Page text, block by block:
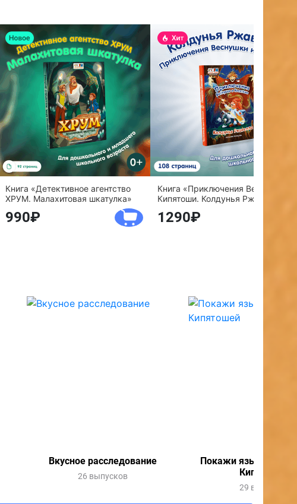
Книга «Детективное агентство
ХРУМ. Малахитовая шкатулка»
990
Книга «Приключения Веснушки и
Кипятоши. Колдунья Ржавелла»
1290
Вкусное расследование
26 выпусков
Покажи язык с
Кипятошей
29 выпусков